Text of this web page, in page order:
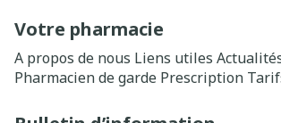
Votre pharmacie
A propos de nous Liens utiles
Pharmacien de garde Prescription